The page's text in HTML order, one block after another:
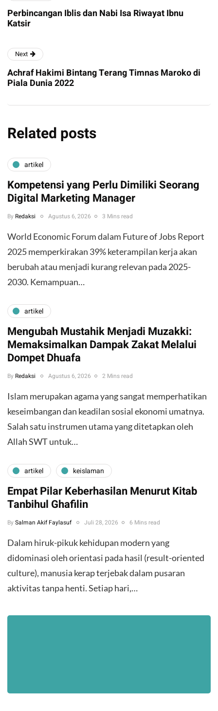
Perbincangan Iblis dan Nabi Isa Riwayat Ibnu
Katsir
Next
Achraf Hakimi Bintang Terang Timnas Maroko di
Piala Dunia 2022
Related posts
artikel
Kompetensi yang Perlu Dimiliki Seorang
Digital Marketing Manager
By Redaksi Agustus 6, 2026 3 Mins read
World Economic Forum dalam Future of Jobs Report
2025 memperkirakan 39% keterampilan kerja akan
berubah atau menjadi kurang relevan pada 2025-
2030. Kemampuan…
artikel
Mengubah Mustahik Menjadi Muzakki:
Memaksimalkan Dampak Zakat Melalui
Dompet Dhuafa
By Redaksi Agustus 6, 2026 2 Mins read
Islam merupakan agama yang sangat memperhatikan
keseimbangan dan keadilan sosial ekonomi umatnya.
Salah satu instrumen utama yang ditetapkan oleh
Allah SWT untuk…
artikel keislaman
Empat Pilar Keberhasilan Menurut Kitab
Tanbihul Ghafilin
By Salman Akif Faylasuf Juli 28, 2026 6 Mins read
Dalam hiruk-pikuk kehidupan modern yang
didominasi oleh orientasi pada hasil (result-oriented
culture), manusia kerap terjebak dalam pusaran
aktivitas tanpa henti. Setiap hari,…